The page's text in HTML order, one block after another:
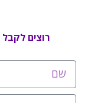
רוצים לקבל